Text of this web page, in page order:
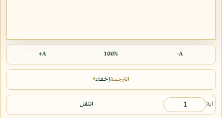
A-
100%
A+
الترجمةإخفاء▾
آية انتقل